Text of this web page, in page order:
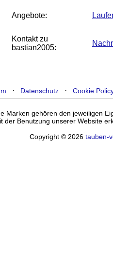
Angebote:
Kontakt zu
bastian2005:
· Datenschutz ·Cookie
Marken gehören den jeweiligen
der Benutzung unserer Website
Copyright © 2026tauben-